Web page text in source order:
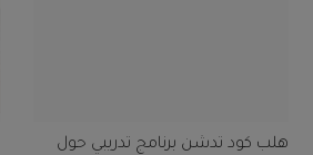
هلب كود تدشن برنامج تدريبي حول